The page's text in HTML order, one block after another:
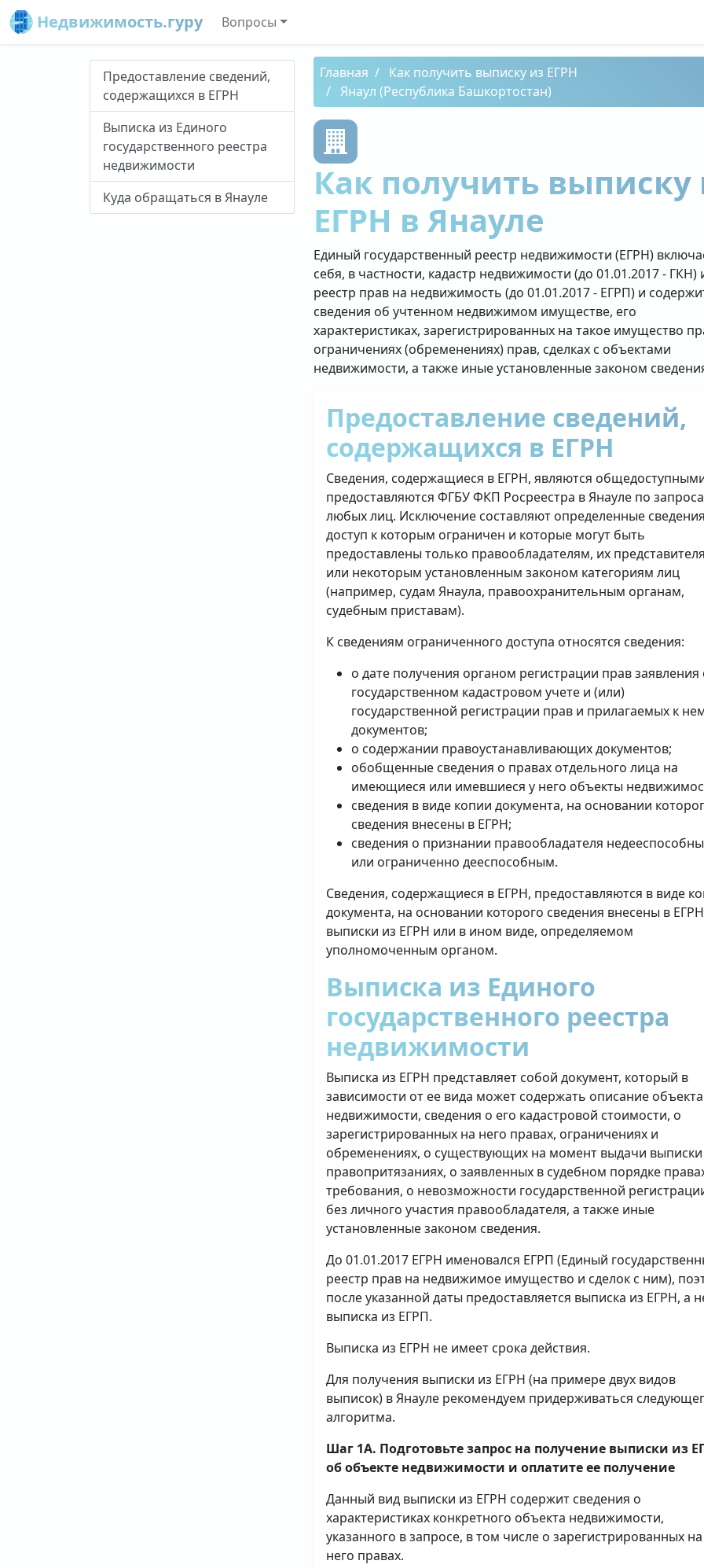
Недвижимость.гуру Вопросы
Предоставление сведений,
содержащихся в ЕГРН
Выписка из Единого
государственного реестра
недвижимости
Куда обращаться в Янауле
Главная
Как получить выписку из ЕГРН
Янаул (Республика Башкортостан)
Как получить выписку
ЕГРН в Янауле
Единый государственный реестр недвижимости (ЕГРН)
себя, в частности, кадастр недвижимости (до 01.01.2017 - ГКН)
реестр прав на недвижимость (до 01.01.2017 - ЕГРП) и
сведения об учтенном недвижимом имуществе, его
характеристиках, зарегистрированных на такое имущество
ограничениях (обременениях) прав, сделках с объектами
недвижимости, а также иные установленные законом
Предоставление сведений,
содержащихся в ЕГРН
Сведения, содержащиеся в ЕГРН, являются
предоставляются ФГБУ ФКП Росреестра в Янауле по
любых лиц. Исключение составляют определенные
доступ к которым ограничен и которые могут быть
предоставлены только правообладателям, их
или некоторым установленным законом категориям лиц
(например, судам Янаула, правоохранительным органам,
судебным приставам).
К сведениям ограниченного доступа относятся сведения:
о дате получения органом регистрации прав заявления
государственном кадастровом учете и (или)
государственной регистрации прав и прилагаемых к
документов;
о содержании правоустанавливающих документов;
обобщенные сведения о правах отдельного лица на
имеющиеся или имевшиеся у него объекты
сведения в виде копии документа, на основании
сведения внесены в ЕГРН;
сведения о признании правообладателя
или ограниченно дееспособным.
Сведения, содержащиеся в ЕГРН, предоставляются в виде
документа, на основании которого сведения внесены в
выписки из ЕГРН или в ином виде, определяемом
уполномоченным органом.
Выписка из Единого
государственного реестра
недвижимости
Выписка из ЕГРН представляет собой документ, который в
зависимости от ее вида может содержать описание объекта
недвижимости, сведения о его кадастровой стоимости, о
зарегистрированных на него правах, ограничениях и
обременениях, о существующих на момент выдачи выписки
правопритязаниях, о заявленных в судебном порядке
требования, о невозможности государственной
без личного участия правообладателя, а также иные
установленные законом сведения.
До 01.01.2017 ЕГРН именовался ЕГРП (Единый
реестр прав на недвижимое имущество и сделок с ним),
после указанной даты предоставляется выписка из ЕГРН, а
выписка из ЕГРП.
Выписка из ЕГРН не имеет срока действия.
Для получения выписки из ЕГРН (на примере двух видов
выписок) в Янауле рекомендуем придерживаться
алгоритма.
Шаг 1А. Подготовьте запрос на получение выписки из
об объекте недвижимости и оплатите ее получение
Данный вид выписки из ЕГРН содержит сведения о
характеристиках конкретного объекта недвижимости,
указанного в запросе, в том числе о зарегистрированных на
него правах.